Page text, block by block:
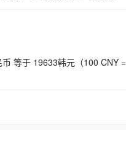
等于 19633韩元（100 CNY